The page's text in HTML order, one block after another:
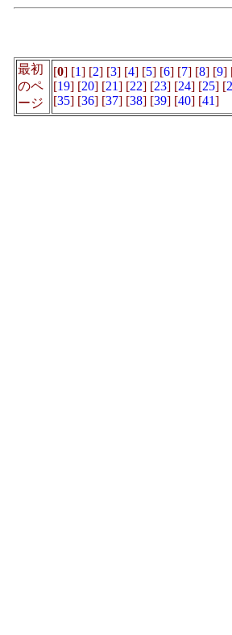
最初
のペ
ージ
[0] [1] [2] [3] [4] [5] [6] [7] [8] [9]
[19] [20] [21] [22] [23] [24] [25] [
[35] [36] [37] [38] [39] [40] [41]